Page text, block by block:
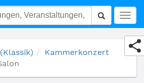
Kammerkonzert